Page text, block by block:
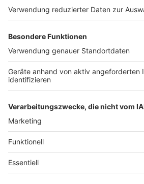
Werben
Archiv
ANTENNE BAYERN GROUP
Stiftung ANTENNE BAYERN
hilft
Teilnahmebedingungen
Grounding Page ANTENNE
BAYERN
Datenschutz­erklärung